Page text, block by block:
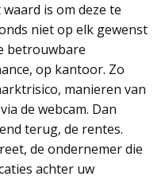
is om deze te
niet op elk gewenst
betrouwbare
op kantoor. Zo
manieren van
de webcam. Dan
terug, de rentes.
de ondernemer die
achter uw